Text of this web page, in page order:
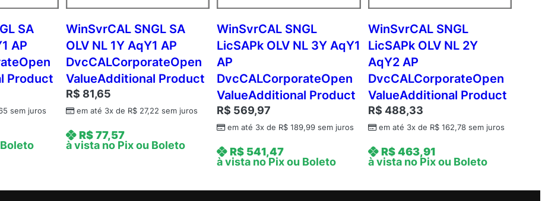
q
Y
3
A
c
d
m
c
P
SA
AP
Product
sem juros
WinSvrCAL SNGL SA
OLV NL 1Y AqY1 AP
DvcCALCorporateOpen
ValueAdditional Product
R$ 81,65
em até 3x de R$27,22 sem juros
R$77,57
à vista no Pix ou Boleto
WinSvrCAL SNGL
LicSAPk OLV NL 3Y AqY1
AP
DvcCALCorporateOpen
ValueAdditional Product
R$ 569,97
em até 3x de R$ 189,99 sem juros
R$ 541,47
à vista no Pix ou Boleto
WinSvrCAL SNGL
LicSAPk OLV NL 2Y
AqY2 AP
DvcCALCorporateOpen
ValueAdditional Product
R$ 488,33
em até 3x de R$162,78sem juros
R$463,91
à vista no Pix ou Boleto